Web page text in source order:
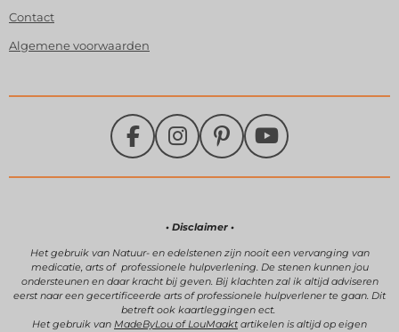
Contact
Algemene voorwaarden
F
o
o
k
I
a
g
r
a
m
P
e
r
e
s
t
Y
b
e
• Disclaimer •
Het gebruik van Natuur- en edelstenen zijn nooit een vervanging van
medicatie, arts of professionele hulpverlening. De stenen kunnen jou
ondersteunen en daar kracht bij geven. Bij klachten zal ik altijd adviseren
eerst naar een gecertificeerde arts of professionele hulpverlener te gaan. Dit
betreft ook kaartleggingen ect.
Het gebruik van MadeByLou of LouMaaktartikelen is altijd op eigen